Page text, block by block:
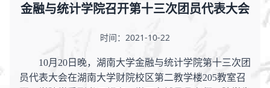
金融与统计学院召开第十三次团员代表大会
时间：2021-10-22
10月20 日晚，湖南大学金融与统计学院第十三次团
员代表大会在湖南大学财院校区第二教学楼205教室召